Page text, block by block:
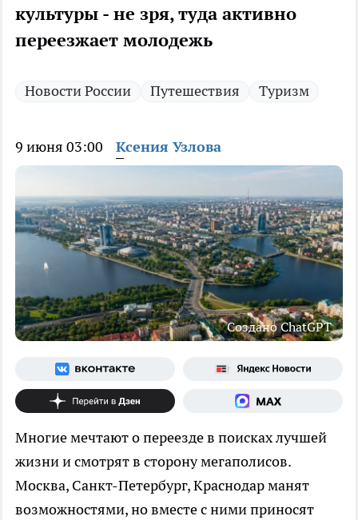
культуры - не зря, туда активно
переезжает молодежь
Новости России Путешествия Туризм
9 июня 03:00 Ксения Узлова
Создано ChatGPT
Многие мечтают о переезде в поисках лучшей
жизни и смотрят в сторону мегаполисов.
Москва, Санкт-Петербург, Краснодар манят
возможностями, но вместе с ними приносят